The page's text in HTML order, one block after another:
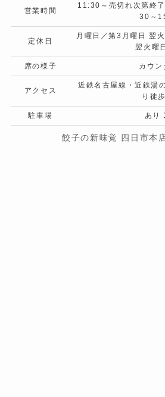
営業時間
11:30～売切れ次第終
30～
定休日
月曜日／第3月曜日 翌
翌火曜
席の様子 カウン
アクセス
近鉄名古屋線・近鉄湯
り徒
駐車場 あり
餃子の新味覚 四日市本